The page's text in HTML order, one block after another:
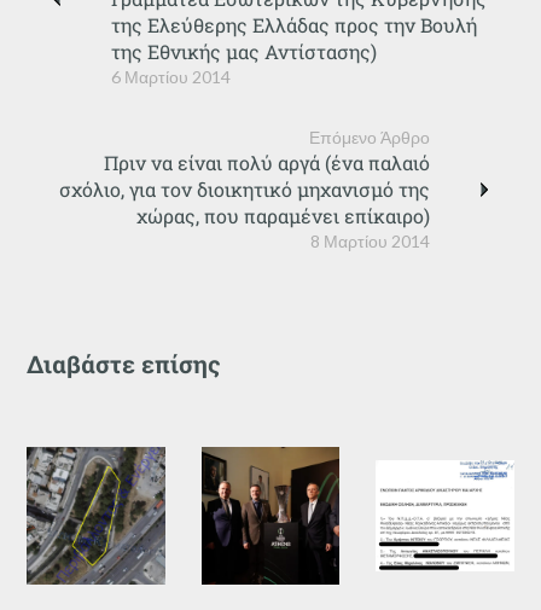
6 Μαρτίου 2014
της Ελεύθερης Ελλάδας προς την Βουλή
της Εθνικής μας Αντίστασης)
Επόμενο Άρθρο
8 Μαρτίου 2014
Πριν να είναι πολύ αργά (ένα παλαιό
σχόλιο, για τον διοικητικό μηχανισμό της
χώρας, που παραμένει επίκαιρο)
Διαβάστε επίσης